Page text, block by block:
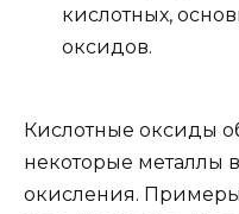
кислотных,
оксидов.
Кислотные оксиды
некоторые металлы
окисления. Примеры